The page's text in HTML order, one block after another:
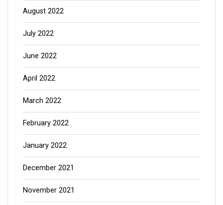
August 2022
July 2022
June 2022
April 2022
March 2022
February 2022
January 2022
December 2021
November 2021